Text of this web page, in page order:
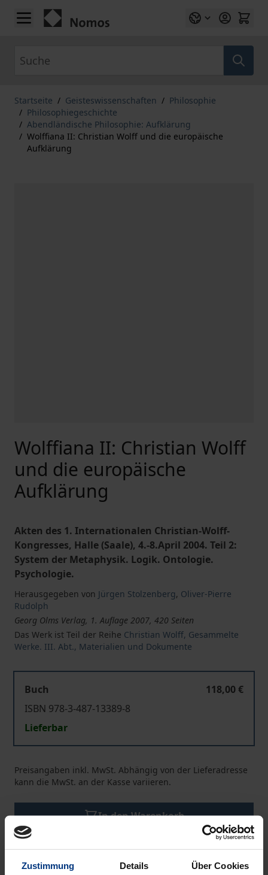
Zustimmung Details Über Cookies
Zum Inhalt springen
Startseite / Geisteswissenschaften / Philosophie
/ Philosophiegeschichte
/ Abendländische Philosophie: Aufklärung
/ Wolffiana II: Christian Wolff und die europäische
Aufklärung
Wolffiana II: Christian Wolff
und die europäische
Aufklärung
Akten des 1. Internationalen Christian-Wolff-
Kongresses, Halle (Saale), 4.-8.April 2004. Teil 2:
System der Metaphysik. Logik. Ontologie.
Psychologie.
Herausgegeben von Jürgen Stolzenberg, Oliver-Pierre
Rudolph
Georg Olms Verlag, 1. Auflage 2007, 420 Seiten
Das Werk ist Teil der Reihe Christian Wolff, Gesammelte
Werke. III. Abt., Materialien und Dokumente
Buch
118,00 €
ISBN 978-3-487-13389-8
Lieferbar
Preisangaben inkl. MwSt. Abhängig von der Lieferadresse
kann die MwSt. an der Kasse variieren.
In den Warenkorb
Zur Wunschliste hinzufügen
Hinweise zu Versandkosten